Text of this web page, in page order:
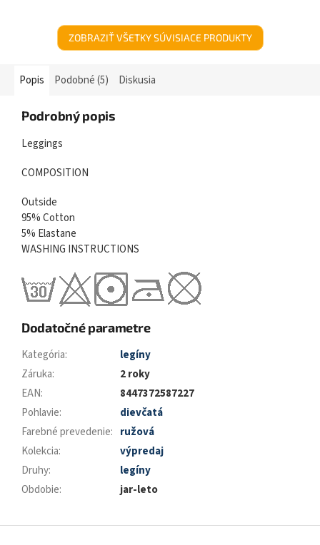
ZOBRAZIŤ VŠETKY SÚVISIACE PRODUKTY
Popis Podobné (5) Diskusia
Podrobný popis
Leggings
COMPOSITION
Outside
95% Cotton
5% Elastane
WASHING INSTRUCTIONS
Dodatočné parametre
Kategória:
legíny
Záruka:
2 roky
EAN:
8447372587227
Pohlavie:
dievčatá
Farebné prevedenie: ružová
Kolekcia:
výpredaj
Druhy:
legíny
Obdobie: jar-leto